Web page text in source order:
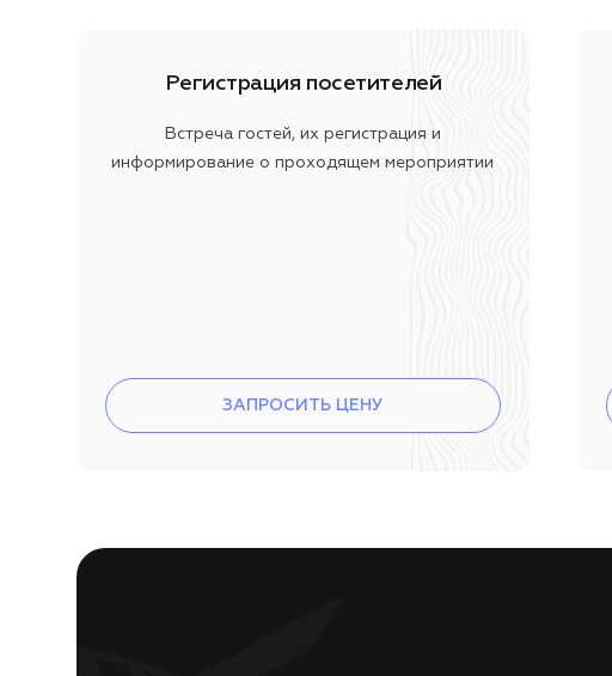
Регистрация посетителей
Встреча гостей, их регистрация и
информирование о проходящем мероприятии
ЗАПРОСИТЬ ЦЕНУ